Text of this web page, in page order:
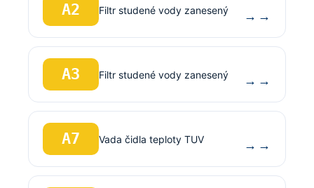
A2 Filtr studené vody zanesený →
A3 Filtr studené vody zanesený →
A7 Vada čidla teploty TUV →